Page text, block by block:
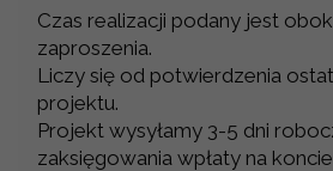
Czas realizacji podany jest
zaproszenia.
Liczy się od potwierdzenia
projektu.
Projekt wysyłamy 3-5 dni
zaksięgowania wpłaty na